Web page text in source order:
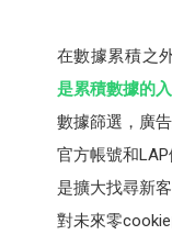
在數據累積之
是累積數據的
數據篩選，廣
官方帳號和
是擴大找尋新
對未來零